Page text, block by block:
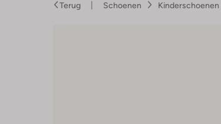
Terug Schoenen Kinderschoenen